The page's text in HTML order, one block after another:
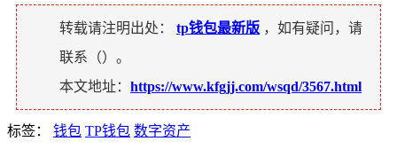
转载请注明出处： tp钱包最新版 ，如有疑问，请
联系（）。
本文地址： https://www.kfgjj.com/wsqd/3567.html
标签： 钱包 TP钱包 数字资产